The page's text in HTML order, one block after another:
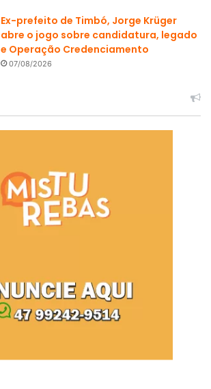
Ex-prefeito de Timbó, Jorge Krüger
abre o jogo sobre candidatura, legado
e Operação Credenciamento
07/08/2026